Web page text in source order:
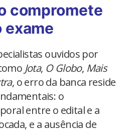
compromete
exame
ouvidos por
Jota, O Globo, Mais
, o erro da banca reside
o
entre o edital e a
e a ausência de